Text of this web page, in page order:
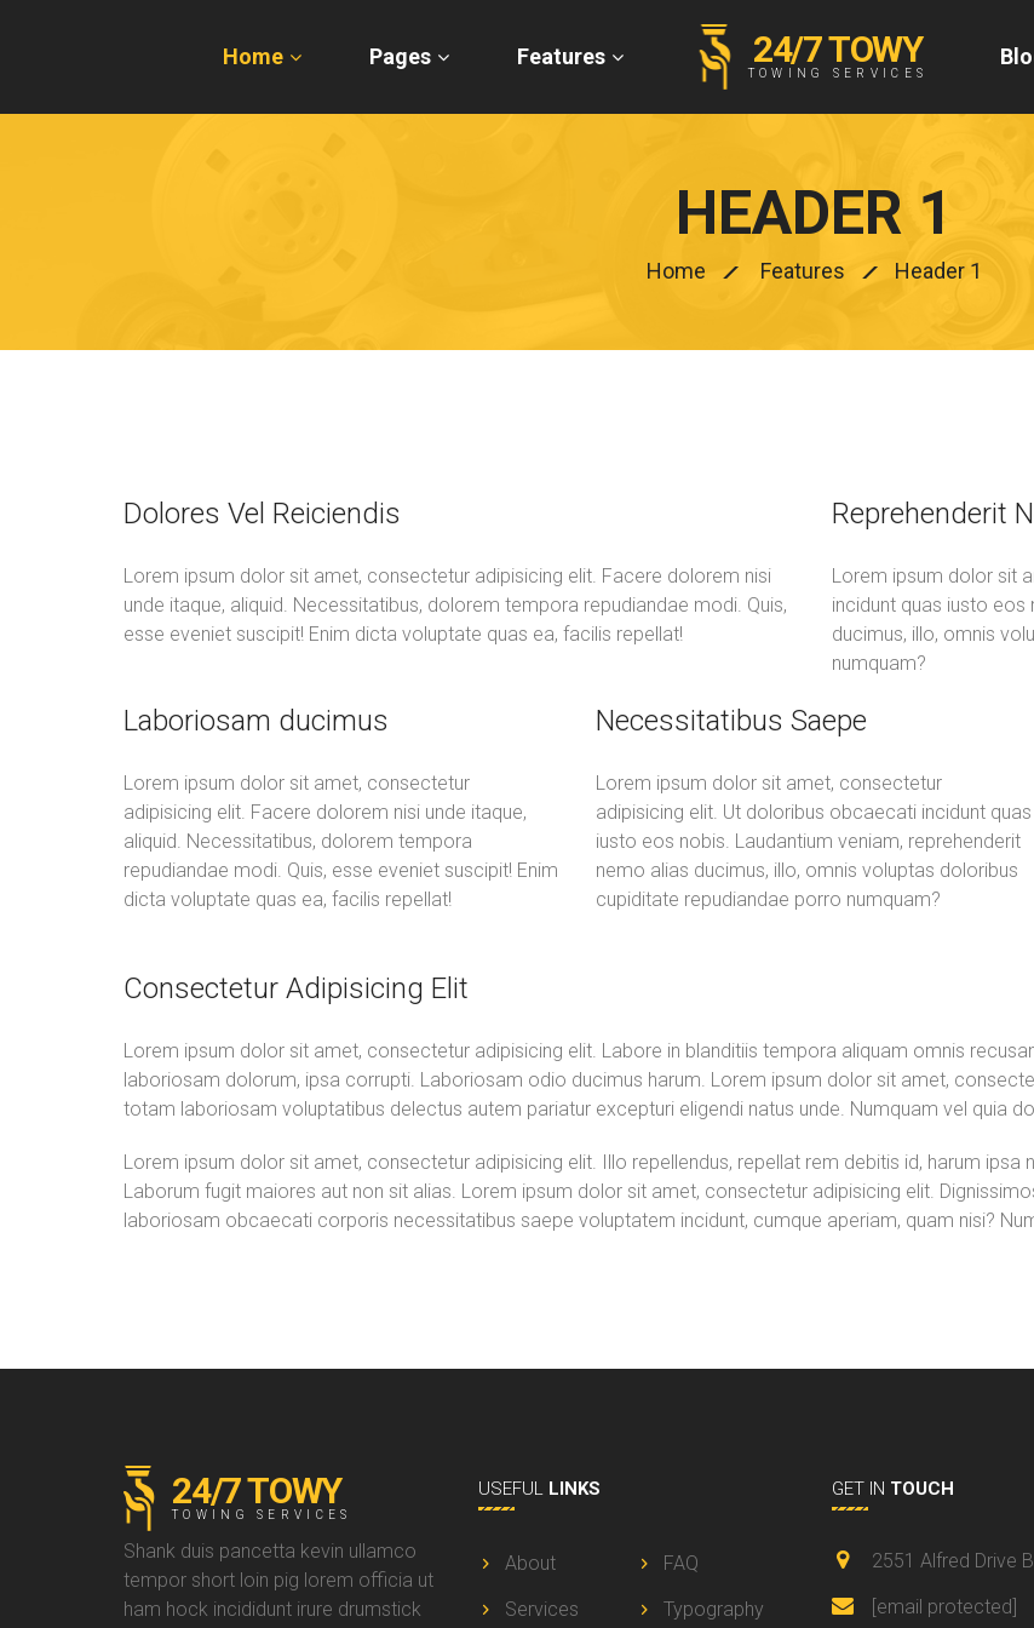
24/7 TOWY
TOWING SERVICES
Home Pages Features
HEADER 1
Home Features Header 1
Dolores Vel Reiciendis
Lorem ipsum dolor sit amet, consectetur adipisicing elit. Facere dolorem nisi
unde itaque, aliquid. Necessitatibus, dolorem tempora repudiandae modi. Quis,
esse eveniet suscipit! Enim dicta voluptate quas ea, facilis repellat!
Reprehenderit
Lorem ipsum dolor sit
incidunt quas iusto eos
ducimus, illo, omnis
numquam?
Laboriosam ducimus
Lorem ipsum dolor sit amet, consectetur
adipisicing elit. Facere dolorem nisi unde itaque,
aliquid. Necessitatibus, dolorem tempora
repudiandae modi. Quis, esse eveniet suscipit! Enim
dicta voluptate quas ea, facilis repellat!
Necessitatibus Saepe
Lorem ipsum dolor sit amet, consectetur
adipisicing elit. Ut doloribus obcaecati incidunt quas
iusto eos nobis. Laudantium veniam, reprehenderit
nemo alias ducimus, illo, omnis voluptas doloribus
cupiditate repudiandae porro numquam?
Consectetur Adipisicing Elit
Lorem ipsum dolor sit amet, consectetur adipisicing elit. Labore in blanditiis tempora aliquam omnis
laboriosam dolorum, ipsa corrupti. Laboriosam odio ducimus harum. Lorem ipsum dolor sit amet,
totam laboriosam voluptatibus delectus autem pariatur excepturi eligendi natus unde. Numquam vel quia
Lorem ipsum dolor sit amet, consectetur adipisicing elit. Illo repellendus, repellat rem debitis id, harum
Laborum fugit maiores aut non sit alias. Lorem ipsum dolor sit amet, consectetur adipisicing elit.
laboriosam obcaecati corporis necessitatibus saepe voluptatem incidunt, cumque aperiam, quam nisi?
24/7 TOWY
TOWING SERVICES
Shank duis pancetta kevin ullamco
tempor short loin pig lorem officia ut
ham hock incididunt irure drumstick
USEFUL LINKS
About
Services
FAQ
Typography
GET IN TOUCH
2551 Alfred Drive
[email protected]